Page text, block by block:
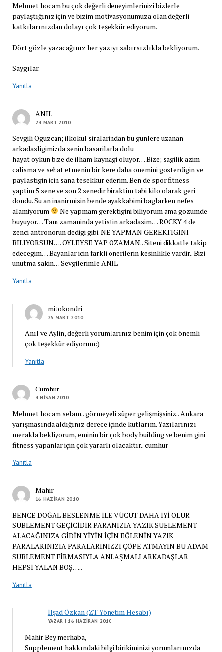
Mehmet hocam bu çok değerli deneyimlerinizi bizlerle
paylaştığınız için ve bizim motivasyonumuza olan değerli
katkılarınızdan dolayı çok teşekkür ediyorum.
Dört gözle yazacağınız her yazıyı sabırsızlıkla bekliyorum.
Saygılar.
Yanıtla
ANIL
24 MART 2010
Sevgili Oguzcan; ilkokul siralarindan bu gunlere uzanan
arkadasligimizda senin basarilarla dolu
hayat oykun bize de ilham kaynagi oluyor… Bize; sagilik azim
calisma ve sebat etmenin bir kere daha onemini gosterdigin ve
paylastigin icin sana tesekkur ederim. Ben de spor fitness
yaptim 5 sene ve son 2 senedir biraktim tabi kilo olarak geri
dondu. Su an inanirmisin bende ayakkabimi baglarken nefes
alamiyorum
Ne yapmam gerektigini biliyorum ama gozumde
buyuyor… Tam zamaninda yetistin arkadasim… ROCKY 4 de
zenci antronorun dedigi gibi. NE YAPMAN GEREKTIGINI
BILIYORSUN…. OYLEYSE YAP OZAMAN.. Siteni dikkatle takip
edecegim… Bayanlar icin farkli onerilerin kesinlikle vardir.. Bizi
unutma sakin… Sevgilerimle ANIL
Yanıtla
mitokondri
25 MART 2010
Anıl ve Aylin, değerli yorumlarınız benim için çok önemli
çok teşekkür ediyorum:)
Yanıtla
Cumhur
4 NISAN 2010
Mehmet hocam selam.. görmeyeli süper gelişmişsiniz.. Ankara
yarışmasında aldığınız derece içinde kutlarım. Yazılarınızı
merakla bekliyorum, eminin bir çok body building ve benim gini
fitness yapanlar için çok yararlı olacaktır.. cumhur
Yanıtla
Mahir
16 HAZIRAN 2010
BENCE DOĞAL BESLENME İLE VÜCUT DAHA İYİ OLUR
SUBLEMENT GEÇİCİDİR PARANIZIA YAZIK SUBLEMENT
ALACAĞINIZA GİDİN YİYİN İÇİN EĞLENİN YAZIK
PARALARINIZIA PARALARINIZZI ÇÖPE ATMAYIN BU ADAM
SUBLEMENT FİRMASIYLA ANLAŞMALI ARKADAŞLAR
HEPSİ YALAN BOŞ…..
Yanıtla
İlşad Özkan (ZT Yönetim Hesabı)
YAZAR | 16 HAZIRAN 2010
Mahir Bey merhaba,
Supplement hakkındaki bilgi birikiminizi yorumlarınızda